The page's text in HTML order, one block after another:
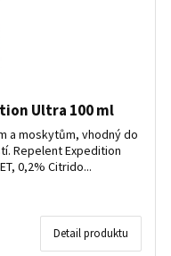
Ultra 100 ml
a moskytům, vhodný do
Repelent Expedition
0,2% Citrido...
Detail produktu